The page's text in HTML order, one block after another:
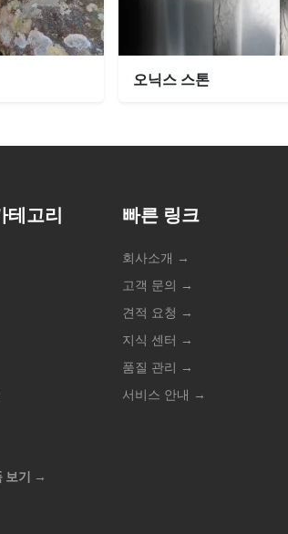
오닉스 스톤
테고리
보기 →
빠른 링크
회사소개 →
고객 문의 →
견적 요청 →
지식 센터 →
품질 관리 →
서비스 안내 →